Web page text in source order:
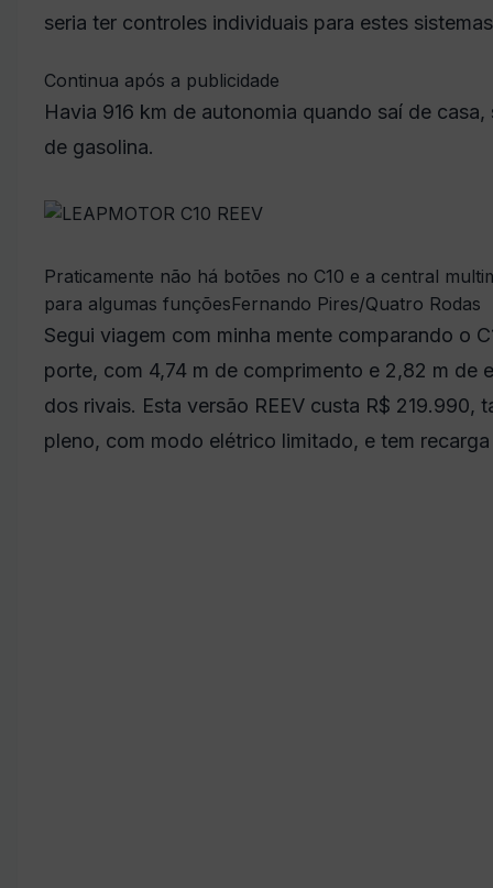
seria ter controles individuais para estes
Continua após a publicidade
Havia 916 km de autonomia quando saí de
de gasolina.
Praticamente não há botões no C10 e a central
para algumas funçõesFernando Pires/Quatro Rodas
Segui viagem com minha mente comparando o
porte, com 4,74 m de comprimento e 2,82 m de
dos rivais. Esta versão REEV custa R$ 219.990,
pleno, com modo elétrico limitado, e tem